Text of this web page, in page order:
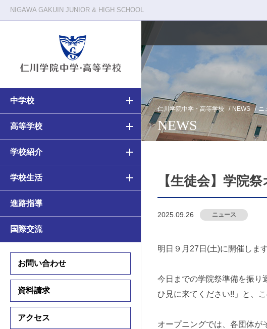
NIGAWA GAKUIN JUNIOR & HIGH SCHOOL
中学・高等学校の教育
中学校（6ヵ年）カリキュラム
アカデミアコース
カルティベーションコース
学習支援
国際交流プログラム
中学入試情報
高等学校の教育
高校（3ヵ年）カリキュラム
アカデミアコース
カルティベーションコース／
カルティベーションSコース
国際交流プログラム
高校入試情報
校長メッセージ
教育原理
施設・環境
仁川学院の一日
クラブ活動
年間行事
中学校
高等学校
学校紹介
学校生活
進路指導
国際交流
お問い合わせ
資料請求
アクセス
仁川学院中学・高等学校 NEWS ニ
NEWS
【生徒会】学院
2025.09.26 ニュース
明日９月27日(土)に開催しま
今日までの学院祭準備を振り
ひ見に来てください!!」と、
オープニングでは、各団体が